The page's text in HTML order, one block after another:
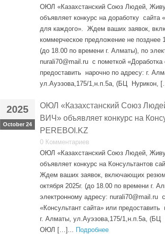
ОЮЛ «Казахстанский Союз Людей,
объявляет конкурс на доработку сайта
для каждого». Ждем ваших заявок,
коммерческое предложение не позднее
(до 18.00 по времени г. Алматы), по
nurali70@mail.ru с пометкой «Доработка
предоставить нарочно по адресу: г.
ул.Ауэзова,175/1,н.п.5а, (БЦ Нурикон,
2025
October 24
ОЮЛ «Казахстанский Союз
ВИЧ» объявляет конкурс на
PEREBOI.KZ
0 Комментариев
ОЮЛ «Казахстанский Союз Людей,
объявляет конкурс на Консультантов
Ждем ваших заявок, включающих
октября 2025г. (до 18.00 по времени г.
электронному адресу: nurali70@mail.ru
«Консультант сайта» или предоставить
г. Алматы, ул.Ауэзова,175/1,н.п.5а, (БЦ
ОЮЛ […]... Подробнее